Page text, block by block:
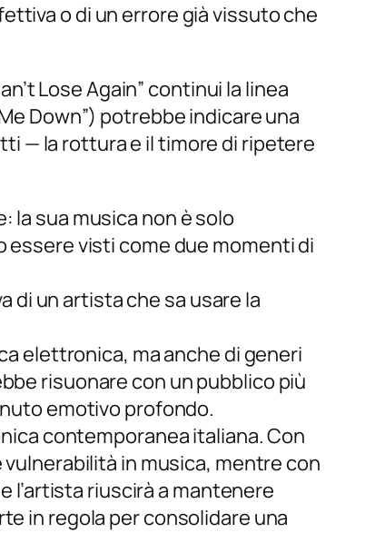
o di un errore già vissuto che
Lose Again” continui la linea
Down”) potrebbe indicare una
— la rottura e il timore di ripetere
la sua musica non è solo
essere visti come due momenti di
un artista che sa usare la
elettronica, ma anche di generi
risuonare con un pubblico più
emotivo profondo.
contemporanea italiana. Con
in musica, mentre con
l’artista riuscirà a mantenere
in regola per consolidare una